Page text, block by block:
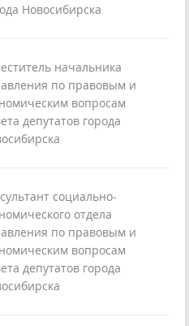
Новосибирска
начальника
по правовым и
вопросам
депутатов города
социально-
отдела
по правовым и
вопросам
депутатов города